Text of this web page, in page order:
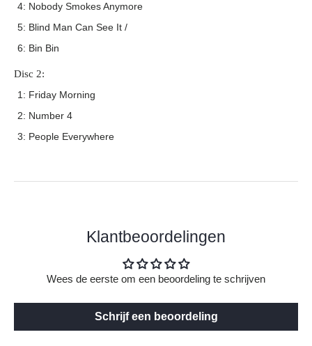
4: Nobody Smokes Anymore
5: Blind Man Can See It /
6: Bin Bin
Disc 2:
1: Friday Morning
2: Number 4
3: People Everywhere
Klantbeoordelingen
Wees de eerste om een beoordeling te schrijven
Schrijf een beoordeling